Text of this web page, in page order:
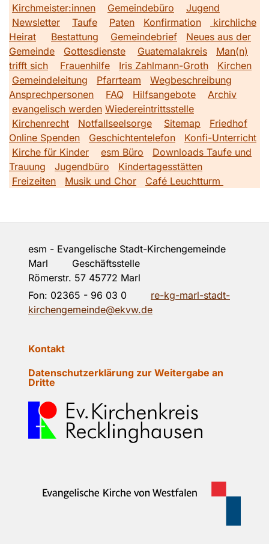
Kirchmeister:innen
Gemeindebüro
Jugend
Newsletter
Taufe Paten Konfirmation
kirchliche
Heirat
Bestattung Gemeindebrief
Neues aus der
Gemeinde
Gottesdienste Guatemalakreis
Man(n)
trifft sich
Frauenhilfe Iris Zahlmann-Groth
Kirchen
Gemeindeleitung
Pfarrteam
Wegbeschreibung
Ansprechpersonen
FAQ Hilfsangebote
Archiv
evangelisch werden Wiedereintrittsstelle
Kirchenrecht
Notfallseelsorge Sitemap
Friedhof
Online Spenden
Geschichtentelefon
Konfi-Unterricht
Kirche für Kinder
esm Büro
Downloads Taufe und
Trauung
Jugendbüro
Kindertagesstätten
Freizeiten
Musik und Chor Café Leuchtturm
esm - Evangelische Stadt-Kirchengemeinde
Marl Geschäftsstelle
Römerstr. 57 45772 Marl
Fon: 02365 - 96 03 0
re-kg-marl-stadt-
kirchengemeinde@ekvw.de
Kontakt
Datenschutzerklärung zur Weitergabe an
Dritte